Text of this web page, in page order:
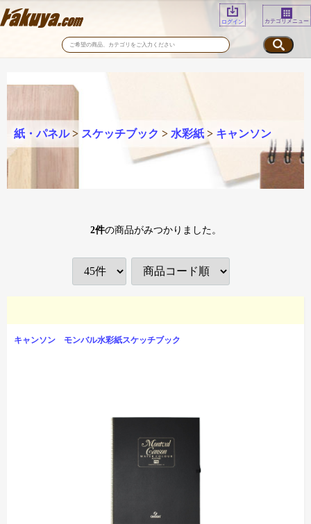
ログイン カテゴリメニュー
紙・パネル> スケッチブック > 水彩紙 > キャンソン
2件の商品がみつかりました。
キャンソン モンバル水彩紙スケッチブック